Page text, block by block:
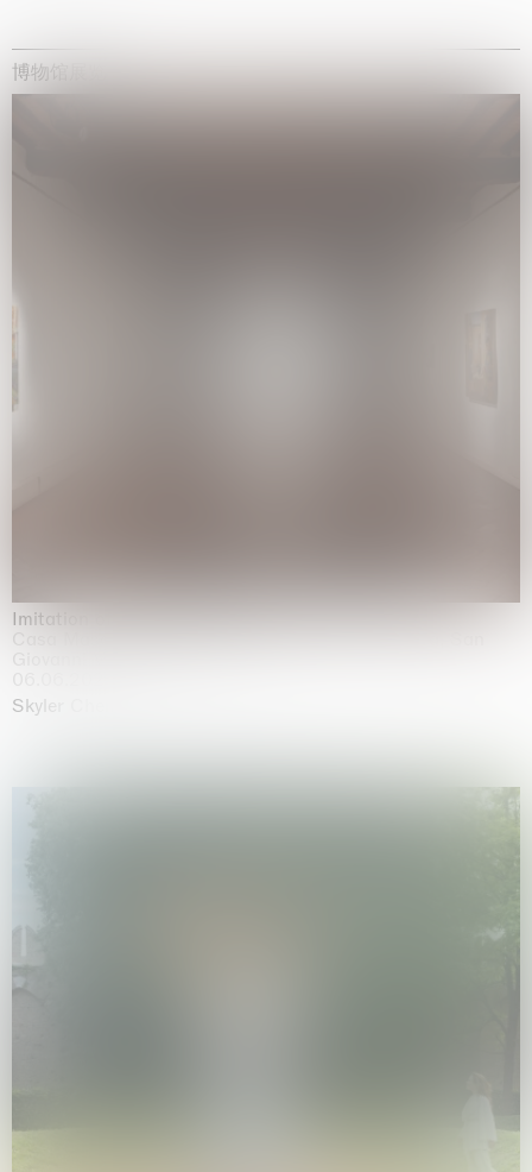
博物馆展览
Imitation of life (Imitare la vita)
Casa Masaccio Centro per l'Arte Contemporanea, San
Skyler Chen